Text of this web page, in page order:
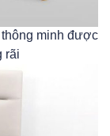
minh được
rãi